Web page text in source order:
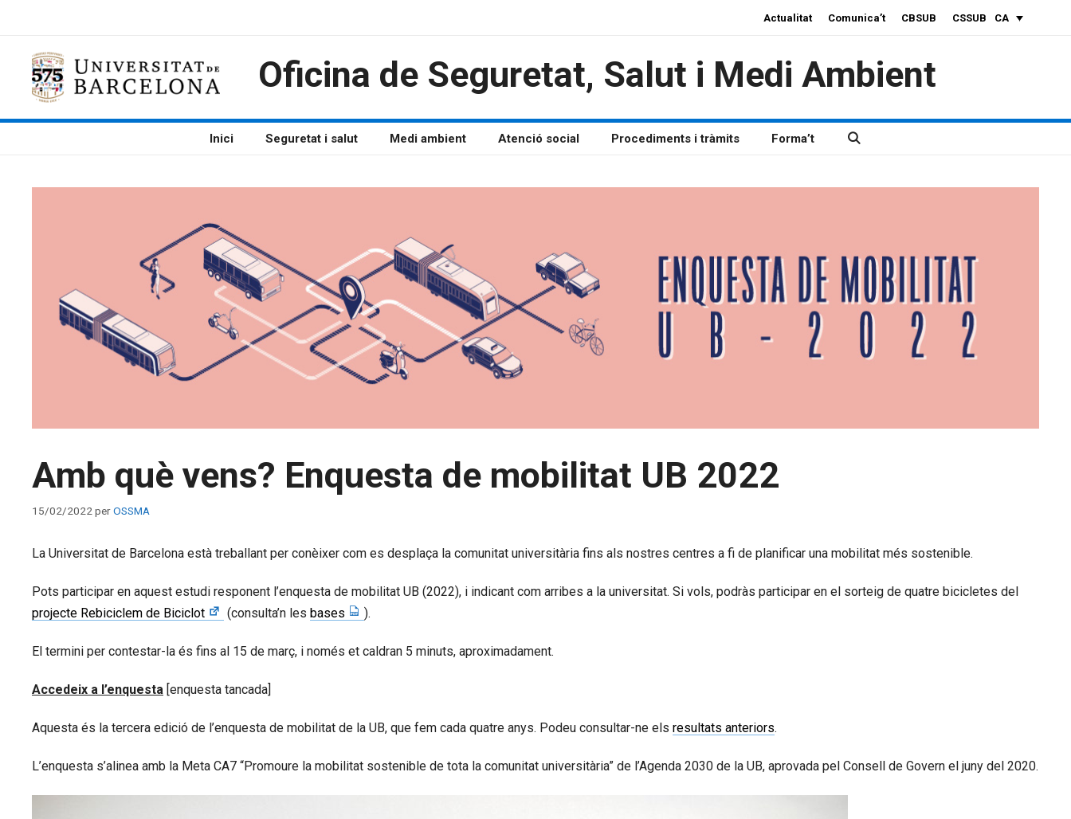
CA
Actualitat Comunica’t CBSUB CSSUB
Oficina de Seguretat, Salut i Medi Ambient
Inici Seguretat i salut Medi ambient Atenció social Procediments i tràmits Forma’t
Amb què vens? Enquesta de mobilitat UB 2022
15/02/2022 perOSSMA
La Universitat de Barcelona està treballant per conèixer com es desplaça la comunitat universitària fins als nostres centres a fi de planificar una mobilitat més sostenible.
Pots participar en aquest estudi responent l’enquesta de mobilitat UB (2022), i indicant com arribes a la universitat. Si vols, podràs participar en el sorteig de quatre bicicletes del
projecte Rebiciclem de Biciclot
(consulta’n les bases ).
El termini per contestar-la és fins al 15 de març, i només et caldran 5 minuts, aproximadament.
Accedeix a l’enquesta [enquesta tancada]
Aquesta és la tercera edició de l’enquesta de mobilitat de la UB, que fem cada quatre anys. Podeu consultar-ne els resultats anteriors.
L’enquesta s’alinea amb la Meta CA7 “Promoure la mobilitat sostenible de tota la comunitat universitària” de l’Agenda 2030 de la UB, aprovada pel Consell de Govern el juny del 2020.